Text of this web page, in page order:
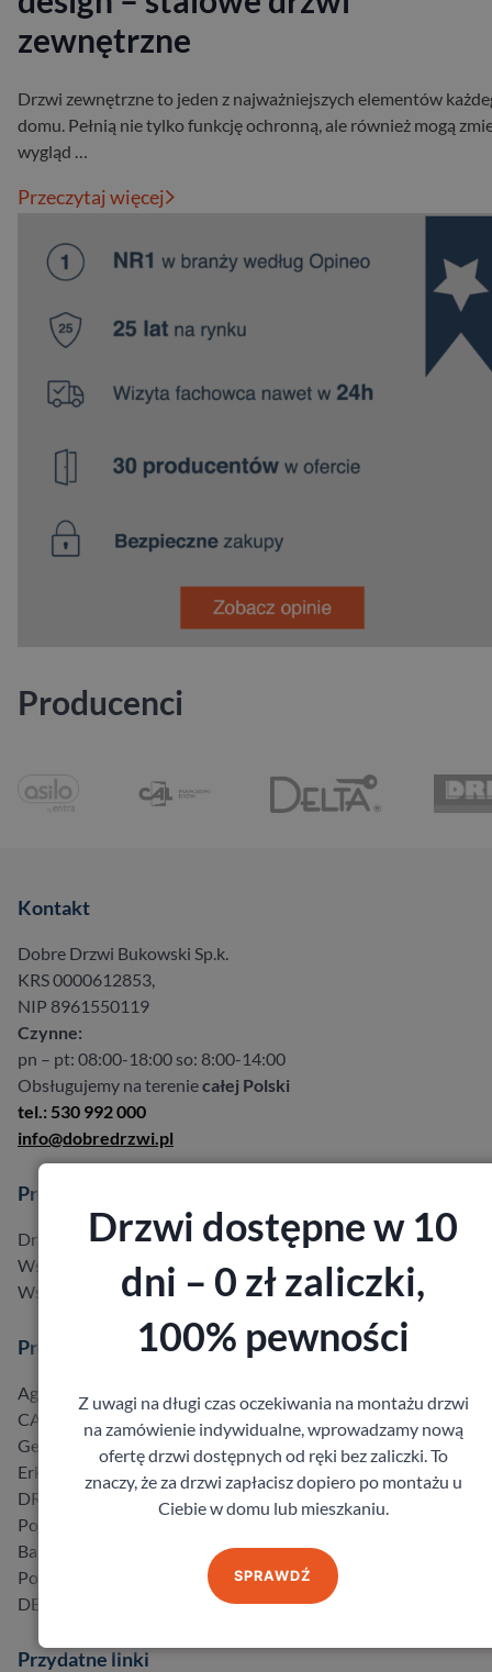
zewnętrzne
Drzwi zewnętrzne to jeden z najważniejszych elementów
domu. Pełnią nie tylko funkcję ochronną, ale również mogą
wygląd …
Przeczytaj więcej
Producenci
Kontakt
Dobre Drzwi Bukowski Sp.k.
KRS 0000612853,
NIP 8961550119
Czynne:
pn – pt: 08:00-18:00 so: 8:00-14:00
Obsługujemy na tereniecałej Polski
tel.: 530 992 000
info@dobredrzwi.pl
Produkty
Drzwi w promocji do -40%
Wszystkie produkty
Wszyscy producenci
Producenci
Agmar
CAL
Gerda
Erkado
DRE
Porta
Barański
Pol-Skone
DELTA
Przydatne linki
Drzwi dostępne w 10
dni – 0 zł zaliczki,
100% pewności
Z uwagi na długi czas oczekiwania na montażu drzwi
na zamówienie indywidualne, wprowadzamy nową
ofertę drzwi dostępnych od ręki bez zaliczki. To
znaczy, że za drzwi zapłacisz dopiero po montażu u
Ciebie w domu lub mieszkaniu.
SPRAWDŹ